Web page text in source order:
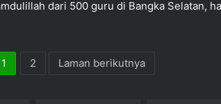
dari 500 guru di Bangka Selatan,
1 2 Laman berikutnya